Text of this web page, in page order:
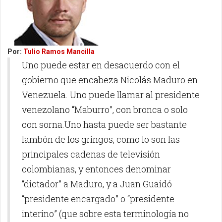
Por: Tulio Ramos Mancilla
Uno puede estar en desacuerdo con el
gobierno que encabeza Nicolás Maduro en
Venezuela. Uno puede llamar al presidente
venezolano “Maburro”, con bronca o solo
con sorna.Uno hasta puede ser bastante
lambón de los gringos, como lo son las
principales cadenas de televisión
colombianas, y entonces denominar
“dictador” a Maduro, y a Juan Guaidó
“presidente encargado” o “presidente
interino” (que sobre esta terminología no